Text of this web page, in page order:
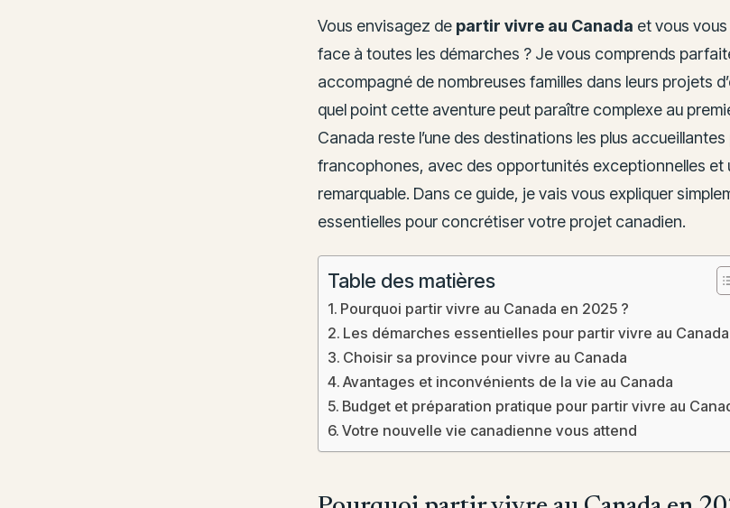
Vous envisagez de partir vivre au Canada et vous
face à toutes les démarches ? Je vous comprends
accompagné de nombreuses familles dans leurs projets
quel point cette aventure peut paraître complexe au
Canada reste l’une des destinations les plus accueillantes
francophones, avec des opportunités exceptionnelles et
remarquable. Dans ce guide, je vais vous expliquer
essentielles pour concrétiser votre projet canadien.
Table des matières
Pourquoi partir vivre au Canada en 2025 ?
Les démarches essentielles pour partir vivre au Canada
Choisir sa province pour vivre au Canada
Avantages et inconvénients de la vie au Canada
Budget et préparation pratique pour partir vivre au
Votre nouvelle vie canadienne vous attend